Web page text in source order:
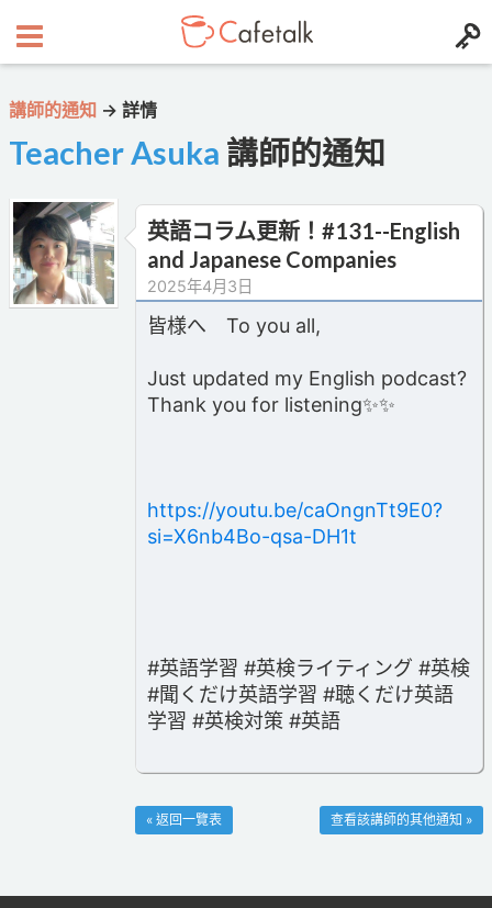
講師的通知 → 詳情
Teacher Asuka 講師的通知
英語コラム更新！#131--English
and Japanese Companies
2025年4月3日
皆様へ To you all,
Just updated my English podcast?
Thank you for listening✨✨
https://youtu.be/caOngnTt9E0?
si=X6nb4Bo-qsa-DH1t
#英語学習 #英検ライティング #英検
#聞くだけ英語学習 #聴くだけ英語
学習 #英検対策 #英語
查看該講師的其他通知 »
« 返回一覽表